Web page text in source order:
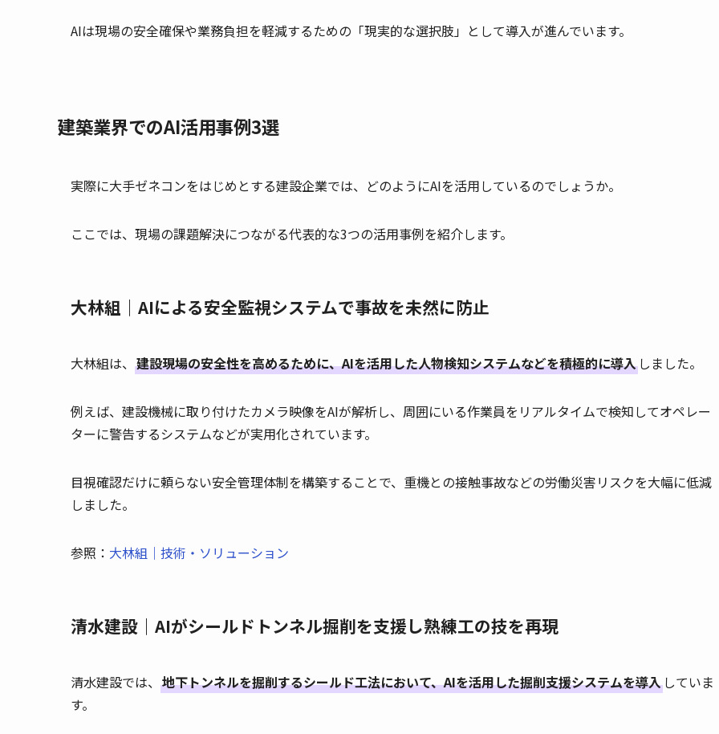
AIは現場の安全確保や業務負担を軽減するための「現実的な選択肢」として導入が進んでいます。
建築業界でのAI活用事例3選
実際に大手ゼネコンをはじめとする建設企業では、どのようにAIを活用しているのでしょうか。
ここでは、現場の課題解決につながる代表的な3つの活用事例を紹介します。
大林組｜AIによる安全監視システムで事故を未然に防止
大林組は、 建設現場の安全性を高めるために、AIを活用した人物検知システムなどを積極的に導入 しました。
例えば、建設機械に取り付けたカメラ映像をAIが解析し、周囲にいる作業員をリアルタイムで検知してオペレー
ターに警告するシステムなどが実用化されています。
目視確認だけに頼らない安全管理体制を構築することで、重機との接触事故などの労働災害リスクを大幅に低減
しました。
参照： 大林組｜技術・ソリューション
清水建設｜AIがシールドトンネル掘削を支援し熟練工の技を再現
清水建設では、 地下トンネルを掘削するシールド工法において、AIを活用した掘削支援システムを導入 していま
す。